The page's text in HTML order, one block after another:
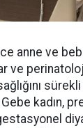
anne ve
ve
kadın,